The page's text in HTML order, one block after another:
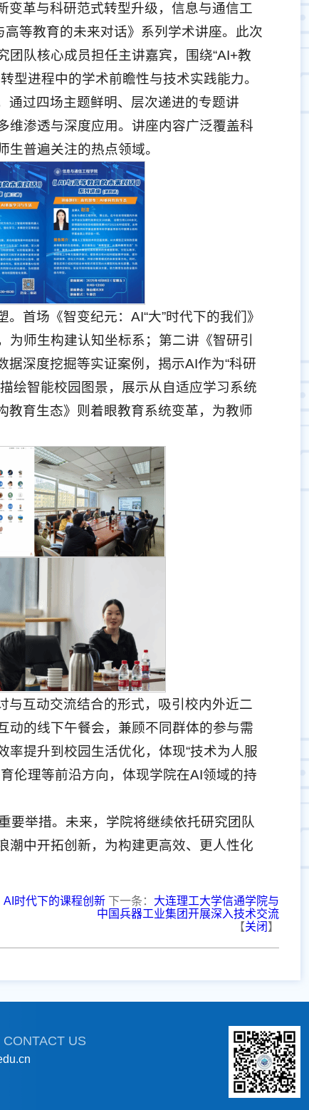
变革与科研范式转型升级，信息与通信工
等教育的未来对话》系列学术讲座。此次
队核心成员担任主讲嘉宾，围绕“AI+教
型进程中的学术前瞻性与技术实践能力。
通过四场主题鲜明、层次递进的专题讲
维渗透与深度应用。讲座内容广泛覆盖科
普遍关注的热点领域。
首场《智变纪元：AI“大”时代下的我们》
师生构建认知坐标系；第二讲《智研引
深度挖掘等实证案例，揭示AI作为“科研
绘智能校园图景，展示从自适应学习系统
教育生态》则着眼教育系统变革，为教师
与互动交流结合的形式，吸引校内外近二
动的线下午餐会，兼顾不同群体的参与需
提升到校园生活优化，体现“技术为人服
伦理等前沿方向，体现学院在AI领域的持
要举措。未来，学院将继续依托研究团队
潮中开拓创新，为构建更高效、更人性化
时代下的课程创新 下一条： 大连理工大学信通学院与
中国兵器工业集团开展深入技术交流
【关闭 】
CONTACT US